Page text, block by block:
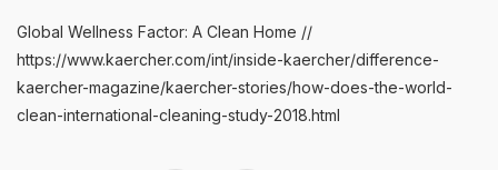
Global Wellness Factor: A Clean Home //
https://www.kaercher.com/int/inside-kaercher/difference-
kaercher-magazine/kaercher-stories/how-does-the-world-
clean-international-cleaning-study-2018.html